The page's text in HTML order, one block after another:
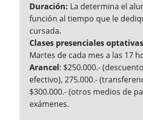
Duración: La determina el
función al tiempo que le
cursada.
Clases presenciales
Martes de cada mes a las 17
Arancel: $250.000.-
efectivo), 275.000.-
$300.000.- (otros medios de
exámenes.